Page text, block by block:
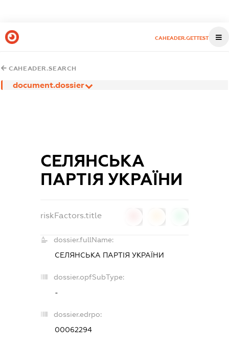
CAHEADER.GETTEST
CAHEADER.SEARCH
document.dossier
СЕЛЯНСЬКА
ПАРТІЯ УКРАЇНИ
riskFactors.title
dossier.fullName:
СЕЛЯНСЬКА ПАРТІЯ УКРАЇНИ
dossier.opfSubType:
-
dossier.edrpo:
00062294